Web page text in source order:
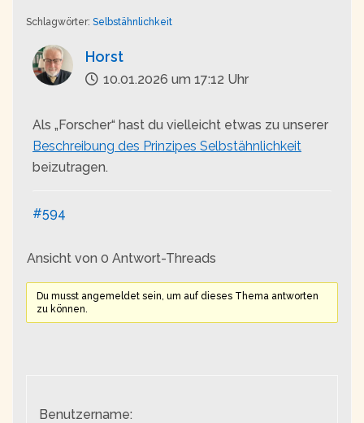
Schlagwörter: Selbstähnlichkeit
Horst
10.01.2026 um 17:12 Uhr
Als „Forscher“ hast du vielleicht etwas zu unserer
Beschreibung des Prinzipes Selbstähnlichkeit
beizutragen.
#594
Ansicht von 0 Antwort-Threads
Du musst angemeldet sein, um auf dieses Thema antworten
zu können.
Benutzername: